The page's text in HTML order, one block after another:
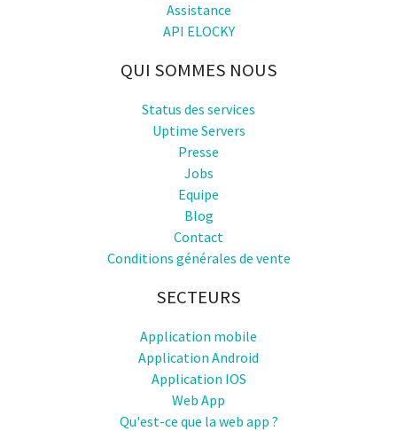
Assistance
API ELOCKY
QUI SOMMES NOUS
Status des services
Uptime Servers
Presse
Jobs
Equipe
Blog
Contact
Conditions générales de vente
SECTEURS
Application mobile
Application Android
Application IOS
Web App
Qu'est-ce que la web app ?